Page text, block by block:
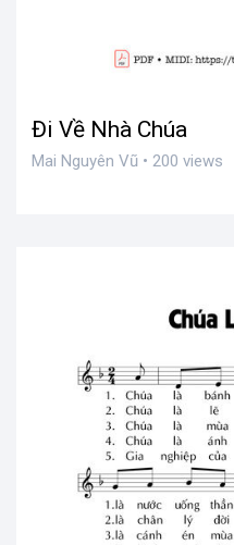
Đi Về Nhà Chúa
Mai Nguyên Vũ • 200 views